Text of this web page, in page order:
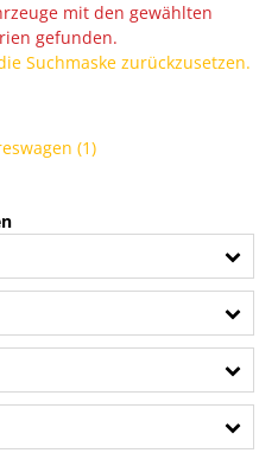
mit den gewählten
gefunden.
Suchmaske zurückzusetzen.
(1)